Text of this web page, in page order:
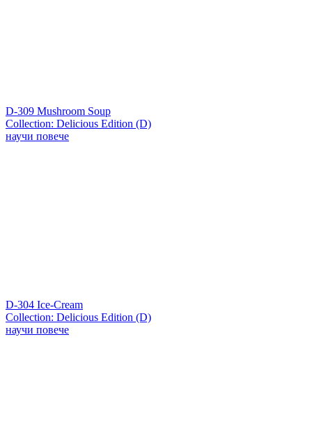
D-309 Mushroom Soup
Collection: Delicious Edition (D)
научи повече
D-304 Ice-Cream
Collection: Delicious Edition (D)
научи повече